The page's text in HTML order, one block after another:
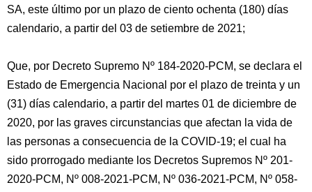
SA, este último por un plazo de ciento ochenta (180) días
calendario, a partir del 03 de setiembre de 2021;
Que, por Decreto Supremo Nº 184-2020-PCM, se declara el
Estado de Emergencia Nacional por el plazo de treinta y un
(31) días calendario, a partir del martes 01 de diciembre de
2020, por las graves circunstancias que afectan la vida de
las personas a consecuencia de la COVID-19; el cual ha
sido prorrogado mediante los Decretos Supremos Nº 201-
2020-PCM, Nº 008-2021-PCM, Nº 036-2021-PCM, Nº 058-